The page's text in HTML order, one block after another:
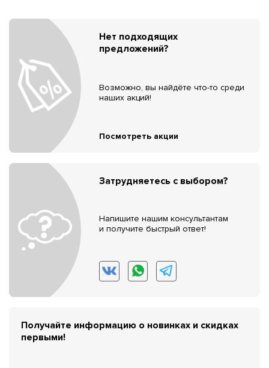
Нет подходящих
предложений?
Возможно, вы найдёте что-то среди
наших акций!
Посмотреть акции
Затрудняетесь с выбором?
Напишите нашим консультантам
и получите быстрый ответ!
Получайте информацию о новинках и скидках
первыми!